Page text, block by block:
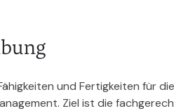
und Fertigkeiten für
Ziel ist die